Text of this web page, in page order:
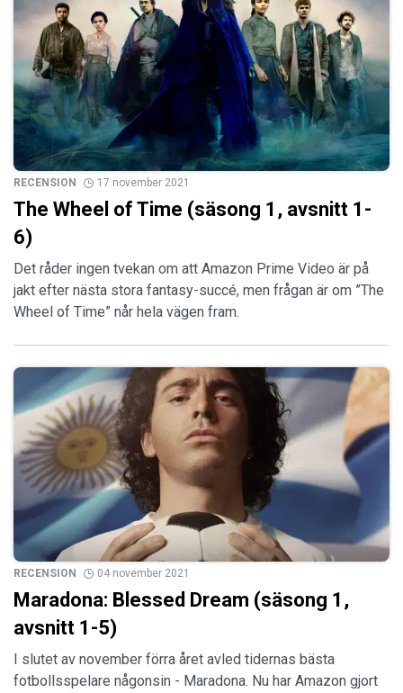
RECENSION 17 november 2021
The Wheel of Time (säsong 1, avsnitt 1-
6)
Det råder ingen tvekan om att Amazon Prime Video är på
jakt efter nästa stora fantasy-succé, men frågan är om ”The
Wheel of Time” når hela vägen fram.
RECENSION 04 november 2021
Maradona: Blessed Dream (säsong 1,
avsnitt 1-5)
I slutet av november förra året avled tidernas bästa
fotbollsspelare någonsin - Maradona. Nu har Amazon gjort